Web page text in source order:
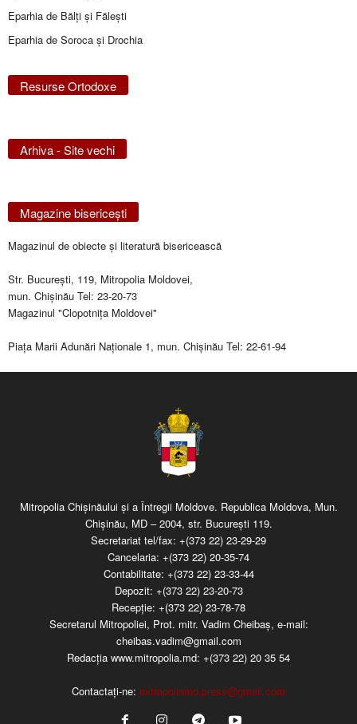
Eparhia de Bălţi şi Făleşti
Eparhia de Soroca și Drochia
Resurse Ortodoxe
Arhiva - Site vechi
Magazine bisericeşti
Magazinul de obiecte şi literatură bisericească
Str. Bucureşti, 119, Mitropolia Moldovei,
mun. Chişinău Tel: 23-20-73
Magazinul "Clopotniţa Moldovei"
Piaţa Marii Adunări Naţionale 1, mun. Chişinău Tel: 22-61-94
Mitropolia Chişinăului şi a Întregii Moldove. Republica Moldova, Mun.
Chişinău, MD – 2004, str. Bucureşti 119.
Secretariat tel/fax: +(373 22) 23-29-29
Cancelaria: +(373 22) 20-35-74
Contabilitate: +(373 22) 23-33-44
Depozit: +(373 22) 23-20-73
Recepţie: +(373 22) 23-78-78
Secretarul Mitropoliei, Prot. mitr. Vadim Cheibaş, e-mail:
cheibas.vadim@gmail.com
Redacția www.mitropolia.md: +(373 22) 20 35 54
Contactați-ne: mitropoliamd.press@gmail.com